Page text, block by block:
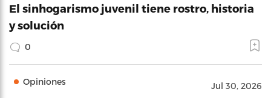
El sinhogarismo juvenil tiene rostro, historia
y solución
0
Opiniones Jul 30, 2026